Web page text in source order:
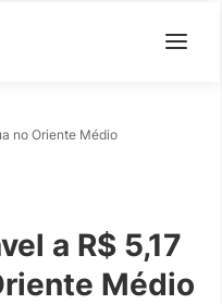
no Oriente Médio
a R$ 5,17
Médio